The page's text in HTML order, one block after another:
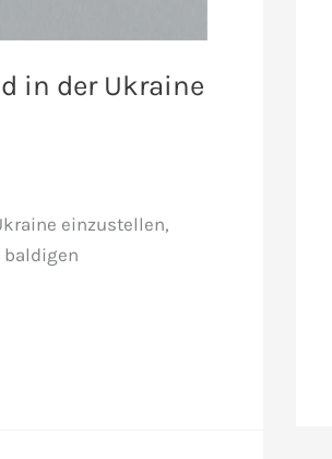
in der Ukraine
einzustellen,
baldigen